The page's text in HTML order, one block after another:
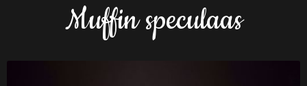
Muffin speculaas